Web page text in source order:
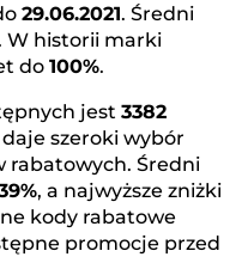
29.06.2021. Średni
W historii marki
do 100%.
jest 3382
szeroki wybór
rabatowych. Średni
, a najwyższe zniżki
kody rabatowe
promocje przed